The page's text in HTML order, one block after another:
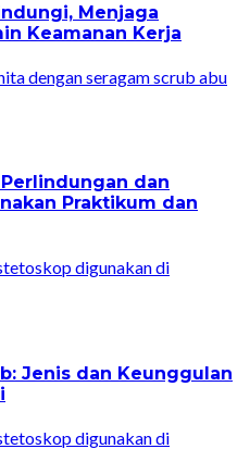
Menjaga
Keamanan Kerja
dan
Praktikum dan
Jenis dan Keunggulan